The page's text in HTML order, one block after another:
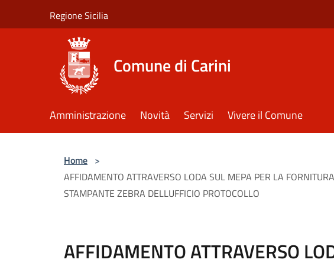
Regione Sicilia
Comune di Carini
Amministrazione Novità Servizi Vivere il Comune
Home >
AFFIDAMENTO ATTRAVERSO LODA SUL MEPA PER LA
STAMPANTE ZEBRA DELLUFFICIO PROTOCOLLO
AFFIDAMENTO ATTRAVERSO